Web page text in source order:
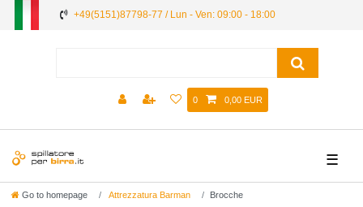
+49(5151)87798-77 / Lun - Ven: 09:00 - 18:00
0 0,00 EUR
☰
Go to homepage Attrezzatura Barman Brocche